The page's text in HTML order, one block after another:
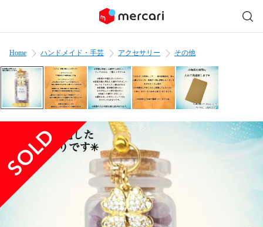
Home ハンドメイド・手芸 アクセサリー その他